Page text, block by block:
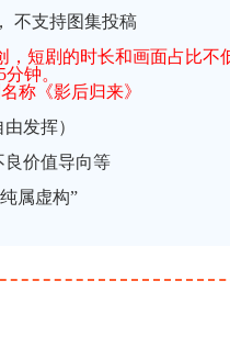
不支持图集投稿
短剧的时长和画面占比不
钟。
称《影后归来》
发挥）
良价值导向等
属虚构”